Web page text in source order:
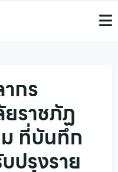
กร
ราชภัฏ
ที่บันทึก
ปรุงราย